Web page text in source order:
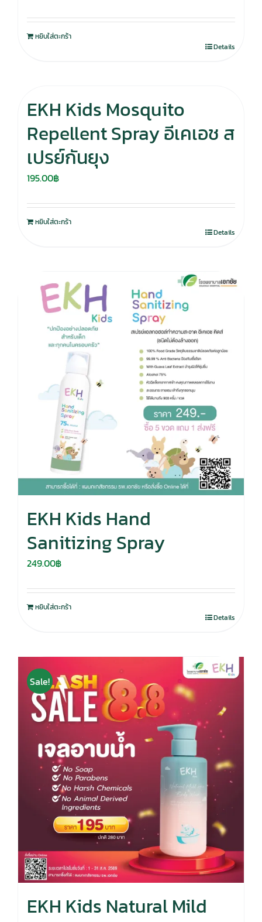
หยิบใส่ตะกร้า
Details
EKH Kids Mosquito
Repellent Spray อีเคเอช ส
เปรย์กันยุง
195.00฿
หยิบใส่ตะกร้า
Details
EKH Kids Hand
Sanitizing Spray
249.00฿
หยิบใส่ตะกร้า
Details
Sale!
EKH Kids Natural Mild